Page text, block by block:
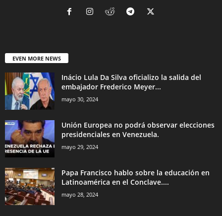
EVEN MORE NEWS
Inácio Lula Da Silva oficializo la salida del
embajador Frederico Meyer...
mayo 30, 2024
Unión Europea no podrá observar elecciones
presidenciales en Venezuela.
mayo 29, 2024
Papa Francisco hablo sobre la educación en
Latinoamérica en el Conclave....
mayo 28, 2024